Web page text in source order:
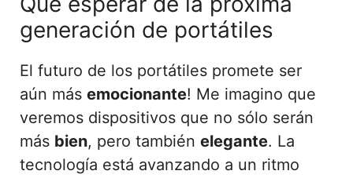
generación de portátiles
El futuro de los portátiles promete ser
aún más emocionante! Me imagino que
veremos dispositivos que no sólo serán
más bien, pero también elegante. La
tecnología está avanzando a un ritmo